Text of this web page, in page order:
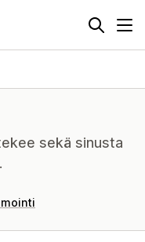
sekä sinusta